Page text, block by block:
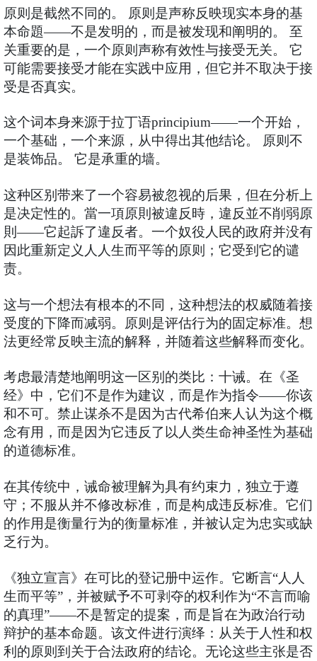
原则是截然不同的。 原则是声称反映现实本身的基
本命題——不是发明的，而是被发现和阐明的。 至
关重要的是，一个原则声称有效性与接受无关。 它
可能需要接受才能在实践中应用，但它并不取决于接
受是否真实。
这个词本身来源于拉丁语principium——一个开始，
一个基础，一个来源，从中得出其他结论。 原则不
是装饰品。 它是承重的墙。
这种区别带来了一个容易被忽视的后果，但在分析上
是决定性的。當一項原則被違反時，違反並不削弱原
則——它起訴了違反者。一个奴役人民的政府并没有
因此重新定义人人生而平等的原则；它受到它的谴
责。
这与一个想法有根本的不同，这种想法的权威随着接
受度的下降而减弱。原则是评估行为的固定标准。想
法更经常反映主流的解释，并随着这些解释而变化。
考虑最清楚地阐明这一区别的类比：十诫。在《圣
经》中，它们不是作为建议，而是作为指令——你该
和不可。禁止谋杀不是因为古代希伯来人认为这个概
念有用，而是因为它违反了以人类生命神圣性为基础
的道德标准。
在其传统中，诫命被理解为具有约束力，独立于遵
守；不服从并不修改标准，而是构成违反标准。它们
的作用是衡量行为的衡量标准，并被认定为忠实或缺
乏行为。
《独立宣言》在可比的登记册中运作。它断言“人人
生而平等”，并被赋予不可剥夺的权利作为“不言而喻
的真理”——不是暂定的提案，而是旨在为政治行动
辩护的基本命题。该文件进行演绎：从关于人性和权
利的原则到关于合法政府的结论。无论这些主张是否